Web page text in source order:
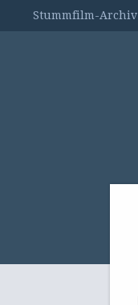
Stummfilm-Archiv